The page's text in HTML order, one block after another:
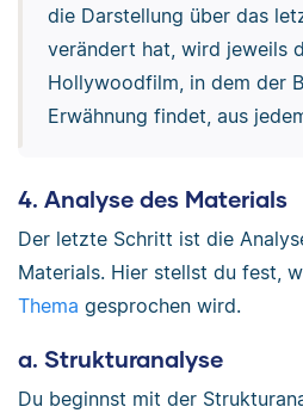
die Darstellung über das
verändert hat, wird jeweils
Hollywoodfilm, in dem der
Erwähnung findet, aus
4. Analyse des Materials
Der letzte Schritt ist die
Materials. Hier stellst du fest,
Thema gesprochen wird.
a. Strukturanalyse
Du beginnst mit der